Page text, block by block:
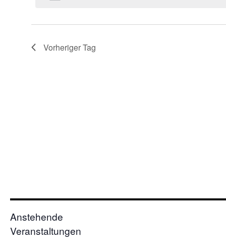
Vorheriger Tag
Anstehende
Veranstaltungen